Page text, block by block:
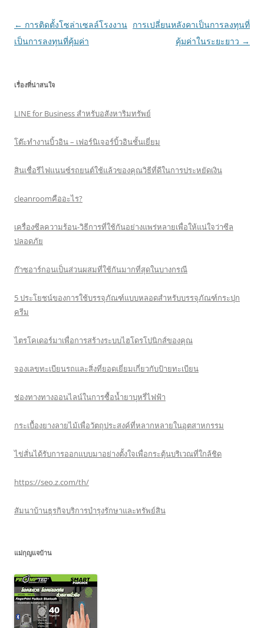
Post
navigation
← การติดตั้งโซล่าเซลล์โรงงาน
เป็นการลงทุนที่คุ้มค่า
การเปลี่ยนหลังคาเป็นการลงทุนที่
คุ้มค่าในระยะยาว →
เรื่องที่น่าสนใจ
LINE for Business สำหรับอสังหาริมทรัพย์
โต๊ะทำงานบิ้วอิน – เฟอร์นิเจอร์บิ้วอินชั้นเยี่ยม
สินเชื่อรีไฟแนนซ์รถยนต์ใช้แล้วของคุณวิธีที่ดีในการประหยัดเงิน
cleanroomคืออะไร?
เครื่องซีลความร้อน-วิธีการที่ใช้กันอย่างแพร่หลายเพื่อให้แน่ใจว่าซีล
ปลอดภัย
ก๊าซอาร์กอนเป็นส่วนผสมที่ใช้กันมากที่สุดในบางกรณี
5 ประโยชน์ของการใช้บรรจุภัณฑ์แบบหลอดสำหรับบรรจุภัณฑ์กระปุก
ครีม
ไตรโคเดอร์มาเพื่อการสร้างระบบไฮโดรโปนิกส์ของคุณ
จองเลขทะเบียนรถและสิ่งที่ยอดเยี่ยมเกี่ยวกับป้ายทะเบียน
ช่องทางทางออนไลน์ในการซื้อน้ำยาบุหรี่ไฟฟ้า
กระเบื้องยางลายไม้เพื่อวัตถุประสงค์ที่หลากหลายในอุตสาหกรรม
ไข่สั่นได้รับการออกแบบมาอย่างตั้งใจเพื่อกระตุ้นบริเวณที่ใกล้ชิด
https://seo.z.com/th/
สัมนาบ้านธุรกิจบริการบำรุงรักษาและทรัพย์สิน
แม่กุญแจบ้าน